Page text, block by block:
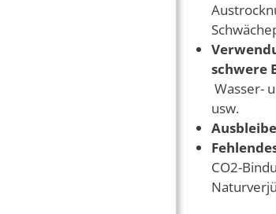
schwere
Wasser-
usw.
CO2-